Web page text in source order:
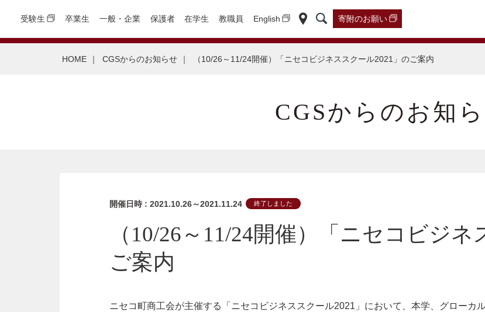
受験生 卒業生 一般・企業 保護者 在学生 教職員 English 寄附のお願い
HOME ｜ CGSからのお知らせ ｜ （10/26～11/24開催）「ニセコビジネススクール2021」のご案内
CGSからのお知
開催日時 : 2021.10.26～2021.11.24 終了しました
（10/26～11/24開催）「ニセコビジ
ご案内
ニセコ町商工会が主催する「ニセコビジネススクール2021」において、本学、グローカ